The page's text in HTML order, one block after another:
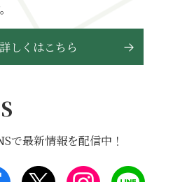
詳しくはこちら
で最新情報を配信中！